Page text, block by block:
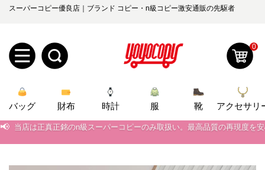
スーパーコピー優良店｜ブランド コピー・n級コピー激安通販の先駆者
規
ユ
ロ
グ
0
バッグ 財布 時計 服 靴 アクセサリ